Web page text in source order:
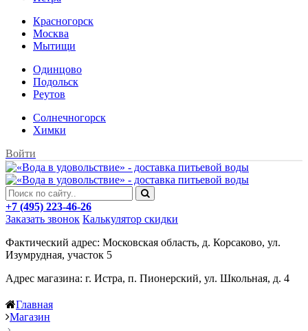
Красногорск
Москва
Мытищи
Одинцово
Подольск
Реутов
Солнечногорск
Химки
Войти
+7 (495) 223-46-26
Заказать звонок Калькулятор скидки
Фактический адрес: Московская область, д. Корсаково, ул.
Изумрудная, участок 5
Адрес магазина: г. Истра, п. Пионерский, ул. Школьная, д. 4
Главная
Магазин